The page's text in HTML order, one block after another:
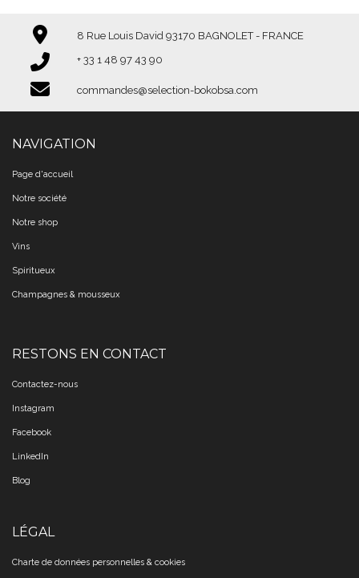
8 Rue Louis David 93170 BAGNOLET - FRANCE
+ 33 1 48 97 43 90​​​​​​​
commandes@selection-bokobsa.com
NAVIGATION
Page d'accueil
Notre société
Notre shop
Vins
Spiritueux
Champagnes & mousseux
RESTONS EN CONTACT
Contactez-nous
Instagram
Facebook
LinkedIn
Blog
LÉGAL
Charte de données personnelles & cookies​​​​​​​